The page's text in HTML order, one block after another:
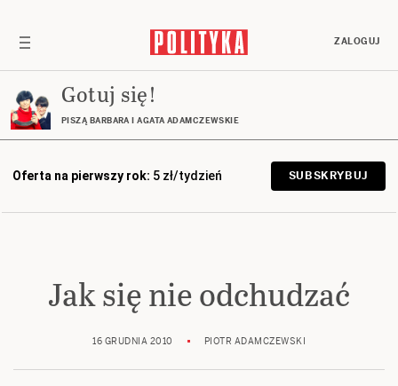
ZALOGUJ
Gotuj się!
PISZĄ BARBARA I AGATA ADAMCZEWSKIE
Oferta na pierwszy rok: 5 zł/tydzień SUBSKRYBUJ
Jak się nie odchudzać
16 GRUDNIA 2010 PIOTR ADAMCZEWSKI